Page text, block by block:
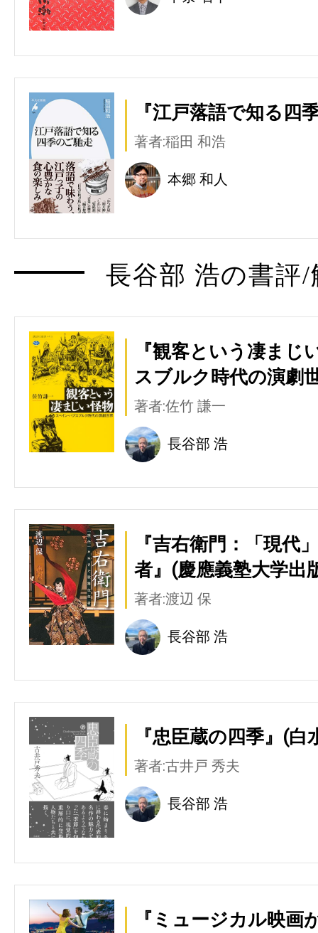
『江戸落語で知る四
著者:稲田 和浩
本郷 和人
長谷部 浩の書評
『観客という凄まじ
スブルク時代の演劇
著者:佐竹 謙一
長谷部 浩
『吉右衛門：「現代
者』(慶應義塾大学出
著者:渡辺 保
長谷部 浩
『忠臣蔵の四季』(白
著者:古井戸 秀夫
長谷部 浩
『ミュージカル映画